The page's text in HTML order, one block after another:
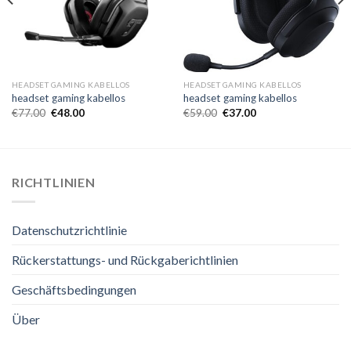
HEADSET GAMING KABELLOS
headset gaming kabellos
€77.00 €48.00
HEADSET GAMING KABELLOS
headset gaming kabellos
€59.00 €37.00
RICHTLINIEN
Datenschutzrichtlinie
Rückerstattungs- und Rückgaberichtlinien
Geschäftsbedingungen
Über